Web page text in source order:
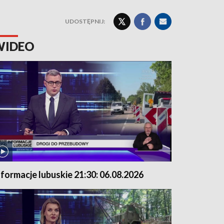
UDOSTĘPNIJ:
lubuskie 21:30: 06.08.2026